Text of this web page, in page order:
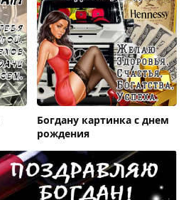
Богдану картинка с днем
рождения